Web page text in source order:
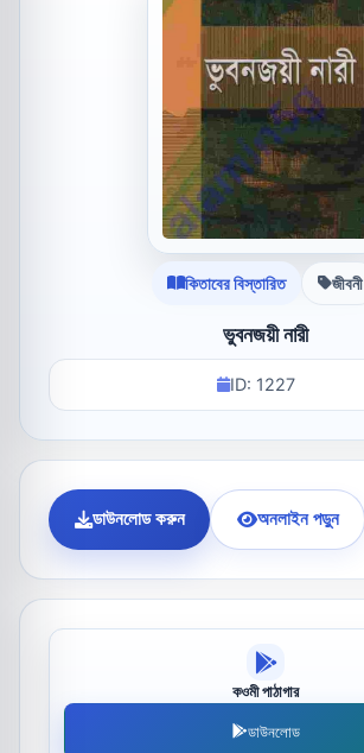
কিতাবের বিস্তারিত জীবনী
ভুবনজয়ী নারী
ID: 1227
ডাউনলোড করুন অনলাইন পড়ুন
কওমী পাঠাগার
ডাউনলোড